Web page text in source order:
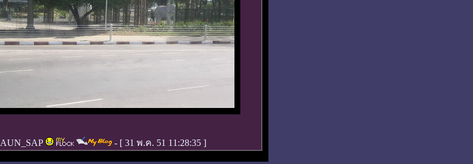
AUN_SAP - [ 31 พ.ค. 51 11:28:35 ]